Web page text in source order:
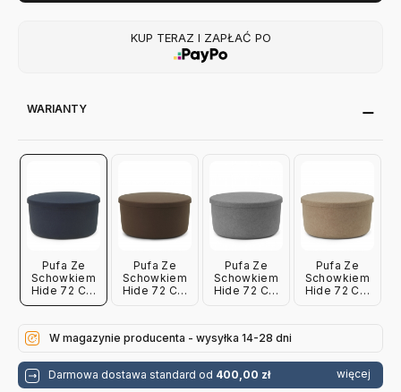
KUP TERAZ I ZAPŁAĆ PO
WARIANTY
Pufa Ze
Schowkiem
Hide 72 Cm
Niebieska
Pufa Ze
Schowkiem
Hide 72 Cm
Pufa Ze
Schowkiem
Hide 72 Cm
Pufa Ze
Schowkiem
Hide 72 Cm
W magazynie producenta - wysyłka 14-28 dni
Darmowa dostawa standard od 400,00 zł więcej